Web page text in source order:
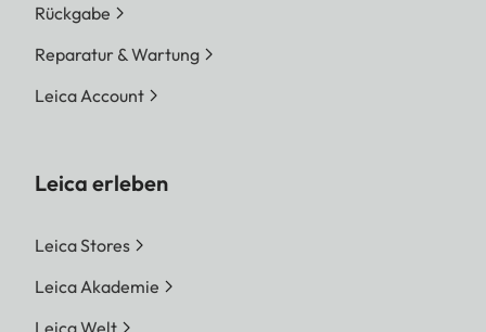
Rückgabe
Reparatur & Wartung
Leica Account
Leica erleben
Leica Stores
Leica Akademie
Leica Welt